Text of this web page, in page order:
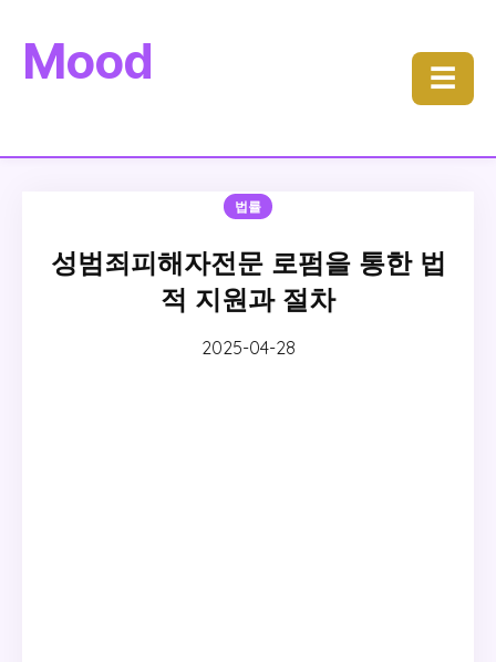
Mood ☰
법률
성범죄피해자전문 로펌을 통한 법
적 지원과 절차
2025-04-28